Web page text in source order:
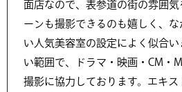
面店なので、表参道の街の雰囲
ーンも撮影できるのも嬉しく、
い人気美容室の設定によく似合
い範囲で、ドラマ・映画・CM・
撮影に協力しております。エキ